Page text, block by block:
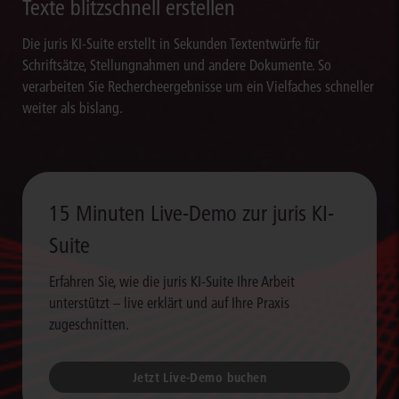
Texte blitzschnell erstellen
Die juris KI-Suite erstellt in Sekunden Textentwürfe für
Schriftsätze, Stellungnahmen und andere Dokumente. So
verarbeiten Sie Rechercheergebnisse um ein Vielfaches schneller
weiter als bislang.
15 Minuten Live-Demo zur juris KI-
Suite
Erfahren Sie, wie die juris KI-Suite Ihre Arbeit
unterstützt – live erklärt und auf Ihre Praxis
zugeschnitten.
Jetzt Live-Demo buchen